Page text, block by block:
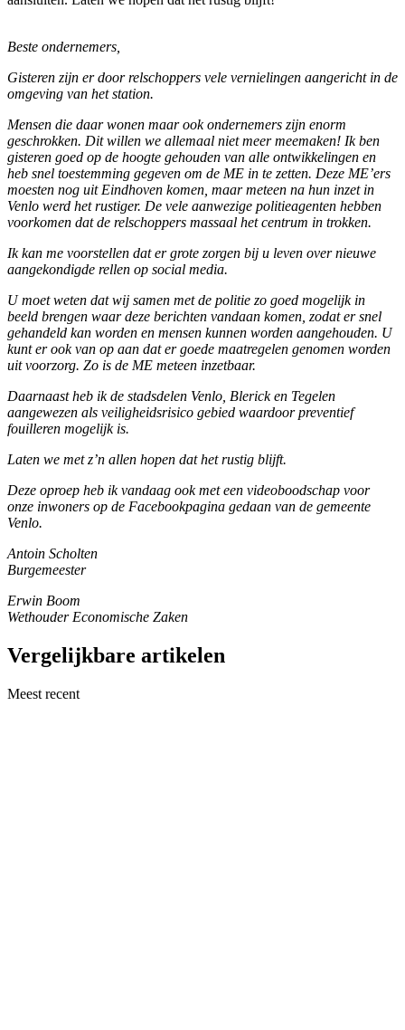
Beste ondernemers,
Gisteren zijn er door relschoppers vele vernielingen aangericht in de
omgeving van het station.
Mensen die daar wonen maar ook ondernemers zijn enorm
geschrokken. Dit willen we allemaal niet meer meemaken! Ik ben
gisteren goed op de hoogte gehouden van alle ontwikkelingen en
heb snel toestemming gegeven om de ME in te zetten. Deze ME’ers
moesten nog uit Eindhoven komen, maar meteen na hun inzet in
Venlo werd het rustiger. De vele aanwezige politieagenten hebben
voorkomen dat de relschoppers massaal het centrum in trokken.
Ik kan me voorstellen dat er grote zorgen bij u leven over nieuwe
aangekondigde rellen op social media.
U moet weten dat wij samen met de politie zo goed mogelijk in
beeld brengen waar deze berichten vandaan komen, zodat er snel
gehandeld kan worden en mensen kunnen worden aangehouden. U
kunt er ook van op aan dat er goede maatregelen genomen worden
uit voorzorg. Zo is de ME meteen inzetbaar.
Daarnaast heb ik de stadsdelen Venlo, Blerick en Tegelen
aangewezen als veiligheidsrisico gebied waardoor preventief
fouilleren mogelijk is.
Laten we met z’n allen hopen dat het rustig blijft.
Deze oproep heb ik vandaag ook met een videoboodschap voor
onze inwoners op de Facebookpagina gedaan van de gemeente
Venlo.
Antoin Scholten
Burgemeester
Erwin Boom
Wethouder Economische Zaken
Vergelijkbare artikelen
Meest recent